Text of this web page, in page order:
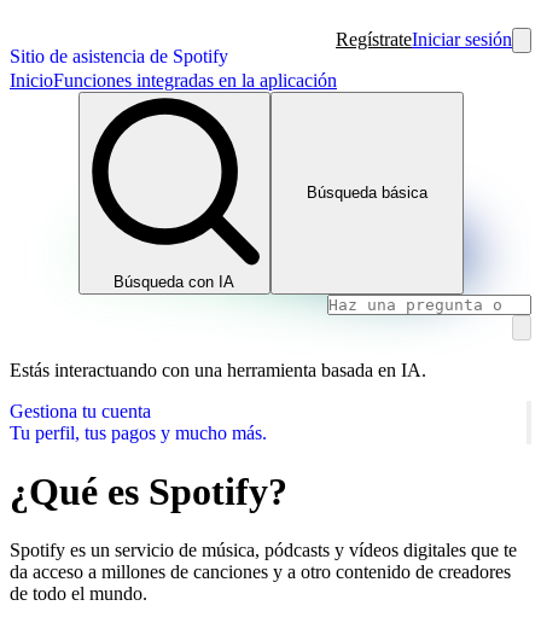
Sitio de asistencia de Spotify
RegístrateIniciar sesión
InicioFunciones integradas en la aplicación
Búsqueda con IA
Búsqueda básica
Estás interactuando con una herramienta basada en IA.
Gestiona tu cuenta
Tu perfil, tus pagos y mucho más.
¿Qué es Spotify?
Spotify es un servicio de música, pódcasts y vídeos digitales que te
da acceso a millones de canciones y a otro contenido de creadores
de todo el mundo.